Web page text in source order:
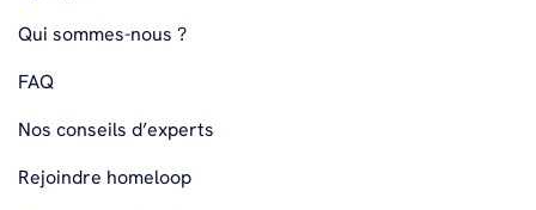
Qui sommes-nous ?
FAQ
Nos conseils d’experts
Rejoindre homeloop